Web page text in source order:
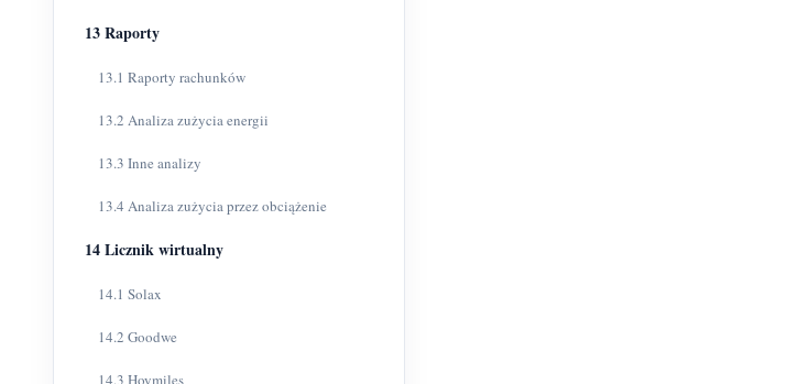
13 Raporty
13.1 Raporty rachunków
13.2 Analiza zużycia energii
13.3 Inne analizy
13.4 Analiza zużycia przez obciążenie
14 Licznik wirtualny
14.1 Solax
14.2 Goodwe
14.3 Hoymiles